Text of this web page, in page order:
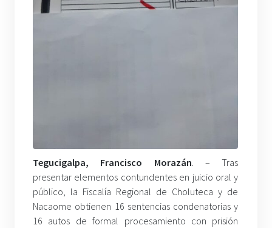
Tegucigalpa, Francisco Morazán . – Tras
presentar elementos contundentes en juicio oral y
público, la Fiscalía Regional de Choluteca y de
Nacaome obtienen 16 sentencias condenatorias y
16 autos de formal procesamiento con prisión